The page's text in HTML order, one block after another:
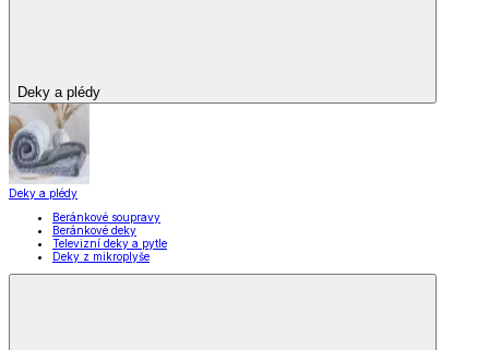
Deky a plédy
Deky a plédy
Beránkové soupravy
Beránkové deky
Televizní deky a pytle
Deky z mikroplyše